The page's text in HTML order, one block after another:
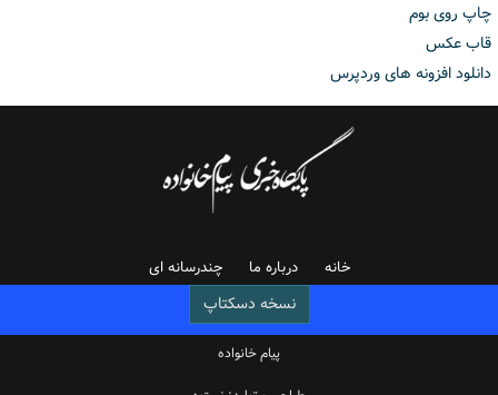
چاپ روی بوم
قاب عکس
دانلود افزونه های وردپرس
خانه درباره ما چندرسانه ای
نسخه دسکتاپ
پیام خانواده